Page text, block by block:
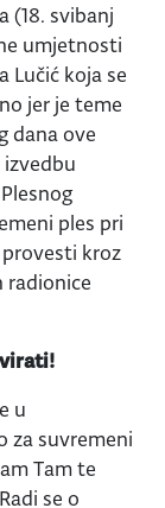
(18. svibanj
umjetnosti
Lučić koja se
jer je teme
dana ove
ples pri
kroz
radionice
u
za suvremeni
Tam te
se o